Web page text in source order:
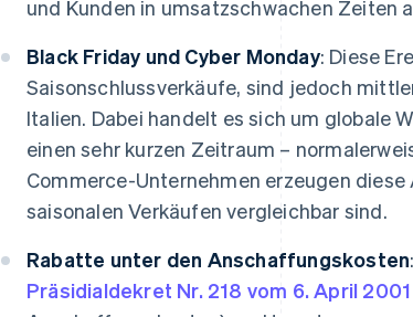
und Kunden in umsatzschwachen Zeiten
Black Friday und Cyber Monday: Diese
Saisonschlussverkäufe, sind jedoch
Italien. Dabei handelt es sich um globale
einen sehr kurzen Zeitraum –
Commerce-Unternehmen erzeugen
saisonalen Verkäufen vergleichbar sind.
Rabatte unter den Anschaffungskosten
Präsidialdekret Nr. 218 vom 6. April 2001